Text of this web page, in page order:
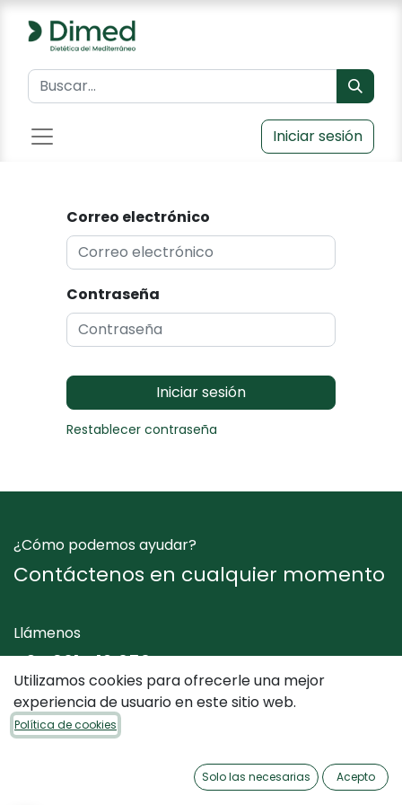
Iniciar sesión
Correo electrónico
Contraseña
Iniciar sesión
Restablecer contraseña
¿Cómo podemos ayudar?
Contáctenos en cualquier momento
Llámenos
+34 961 412 050
Envíenos un mensaje
Utilizamos cookies para ofrecerle una mejor
experiencia de usuario en este sitio web.
Política de cookies
Solo las necesarias Acepto